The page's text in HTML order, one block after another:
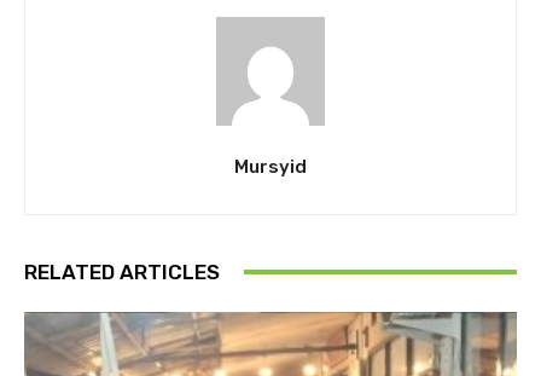
Mursyid
RELATED ARTICLES